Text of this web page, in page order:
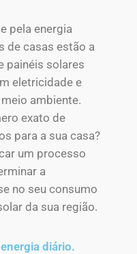
pela energia
de casas estão a
painéis solares
eletricidade e
ambiente.
exato de
para a sua casa?
um processo
a
no seu consumo
da sua região.
diário.